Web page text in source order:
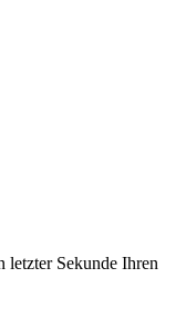
letzter Sekunde Ihren